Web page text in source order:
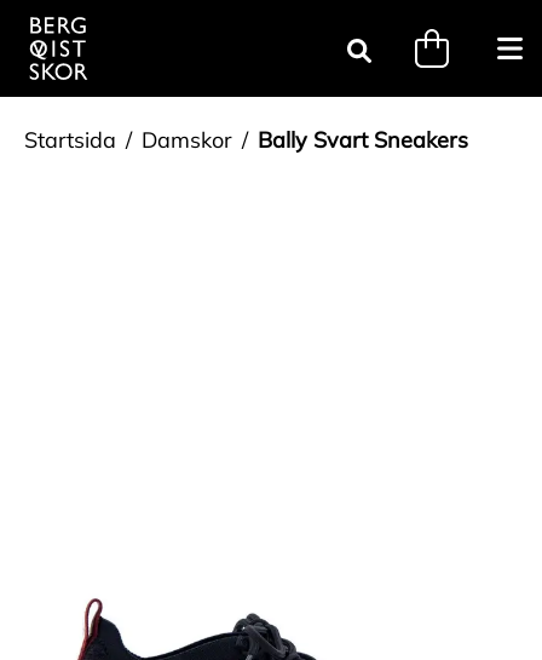
Sök
Startsida Damskor Bally Svart Sneakers